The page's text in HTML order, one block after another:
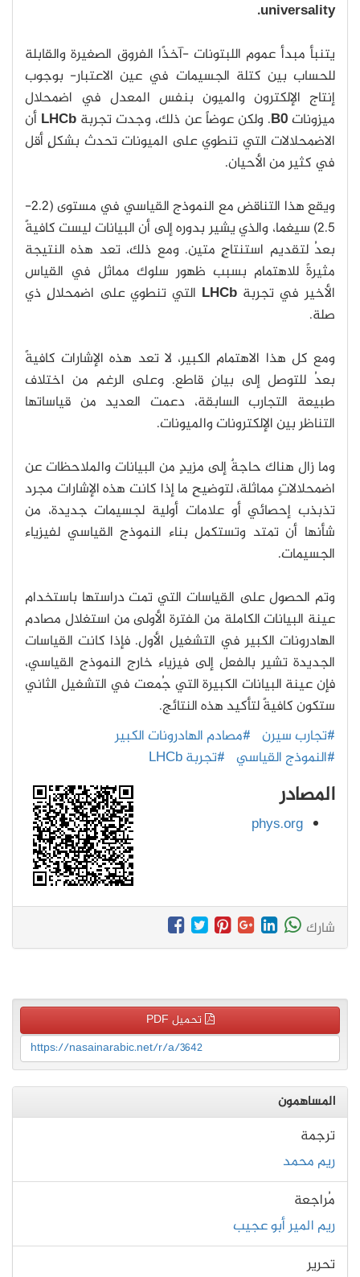
universality.
يتنبأ مبدأ عموم اللبتونات -آخذًا الفروق الصغيرة والقابلة
للحساب بين كتلة الجسيمات في عين الاعتبار- بوجوب
إنتاج الإلكترون والميون بنفس المعدل في اضمحلال
ميزوناتB0. ولكن عوضاً عن ذلك، وجدت تجربة LHCb أن
الاضمحلالات التي تنطوي على الميونات تحدث بشكلٍ أقل
في كثير من الأحيان.
ويقع هذا التناقض مع النموذج القياسي في مستوى (2.2-
2.5) سيغما، والذي يشير بدوره إلى أن البيانات ليست كافيةً
بعدُ لتقديم استنتاجٍ متين. ومع ذلك، تعد هذه النتيجة
مثيرةً للاهتمام بسبب ظهور سلوك مماثل في القياس
الأخير في تجربةLHCb التي تنطوي على اضمحلالٍ ذي
صلة.
ومع كل هذا الاهتمام الكبير، لا تعد هذه الإشارات كافيةً
بعدُ للتوصل إلى بيانٍ قاطع. وعلى الرغم من اختلاف
طبيعة التجارب السابقة، دعمت العديد من قياساتها
التناظر بين الإلكترونات والميونات.
وما زال هناك حاجةٌ إلى مزيدٍ من البيانات والملاحظات عن
اضمحلالاتٍ مماثلة، لتوضيحِ ما إذا كانت هذه الإشارات مجرد
تذبذب إحصائي أو علامات أولية لجسيمات جديدة، من
شأنها أن تمتد وتستكمل بناء النموذج القياسي لفيزياء
الجسيمات.
وتم الحصول على القياسات التي تمت دراستها باستخدام
عينة البيانات الكاملة من الفترة الأولى من استغلال مصادم
الهادرونات الكبير في التشغيل الأول. فإذا كانت القياسات
الجديدة تشير بالفعل إلى فيزياء خارج النموذج القياسي،
فإن عينة البيانات الكبيرة التي جُمعت في التشغيل الثاني
ستكون كافيةً لتأكيد هذه النتائج.
#تجارب سيرن #مصادم الهادرونات الكبير
#النموذج القياسي #تجربة LHCb
المصادر
phys.org
شارك
تحميل PDF
https://nasainarabic.net/r/a/3642
المساهمون
ترجمة
ريم محمد
مُراجعة
ريم المير أبو عجيب
تحرير